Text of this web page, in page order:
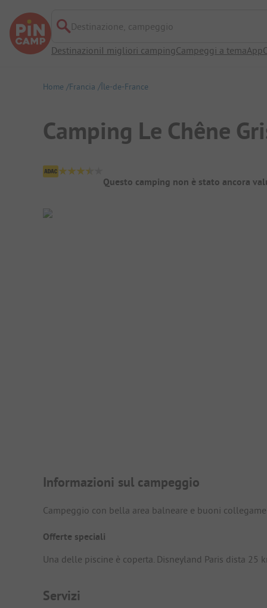
Destinazione, campeggio
DestinazioniI migliori campingCampeggi a temaApp
Home Francia Île-de-France
Camping Le Chêne
Panoramica del campeggio
Questo camping non è stato ancora
Presentazione del
Informazioni sul campeggio
Campeggio con bella area balneare e buoni
Offerte speciali
Una delle piscine è coperta. Disneyland Paris dista 25
Servizi